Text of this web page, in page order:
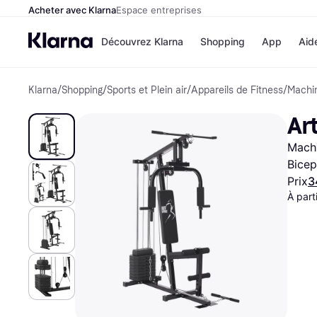
Acheter avec KlarnaEspace entreprises
Découvrez Klarna
Options de
Payer maintenant
Paiement en 3 fois
Paiement à 30 jours
Klarna sur Apple Pay
Shopping
Magasins
Airbnb
Temu
JD
App
Klarna/Shopping/Sports et Plein air/Appareils de Fitness/
Prix
À